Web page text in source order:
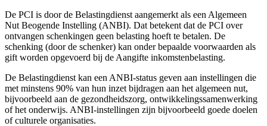
De PCI is door de Belastingdienst aangemerkt als een Algemeen
Nut Beogende Instelling (ANBI). Dat betekent dat de PCI over
ontvangen schenkingen geen belasting hoeft te betalen. De
schenking (door de schenker) kan onder bepaalde voorwaarden als
gift worden opgevoerd bij de Aangifte inkomstenbelasting.
De Belastingdienst kan een ANBI-status geven aan instellingen die
met minstens 90% van hun inzet bijdragen aan het algemeen nut,
bijvoorbeeld aan de gezondheidszorg, ontwikkelingssamenwerking
of het onderwijs. ANBI-instellingen zijn bijvoorbeeld goede doelen
of culturele organisaties.